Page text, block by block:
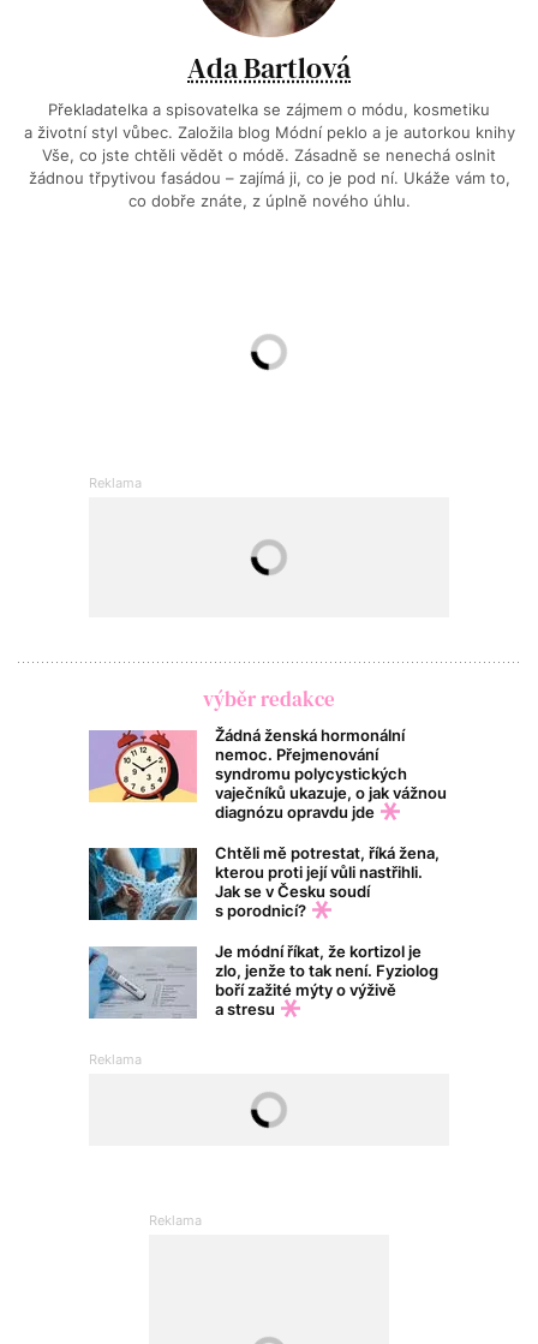
Ada Bartlová
Překladatelka a spisovatelka se zájmem o módu, kosmetiku
a životní styl vůbec. Založila blog Módní peklo a je autorkou knihy
Vše, co jste chtěli vědět o módě. Zásadně se nenechá oslnit
žádnou třpytivou fasádou – zajímá ji, co je pod ní. Ukáže vám to,
co dobře znáte, z úplně nového úhlu.
výběr redakce
Žádná ženská hormonální
nemoc. Přejmenování
syndromu polycystických
vaječníků ukazuje, o jak vážnou
diagnózu opravdu jde
Chtěli mě potrestat, říká žena,
kterou proti její vůli nastřihli.
Jak se v Česku soudí
s porodnicí?
Je módní říkat, že kortizol je
zlo, jenže to tak není. Fyziolog
boří zažité mýty o výživě
a stresu